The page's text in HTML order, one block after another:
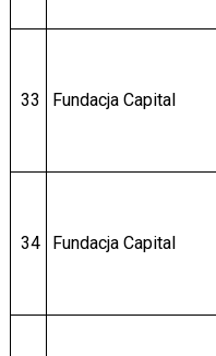
33 Fundacja Capital
34 Fundacja Capital